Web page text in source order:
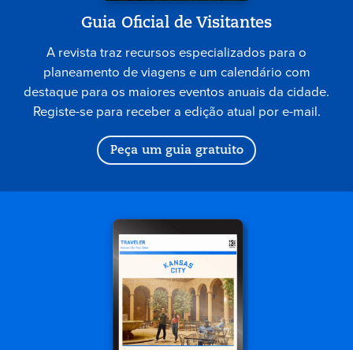
Guia Oficial de Visitantes
A revista traz recursos especializados para o
planeamento de viagens e um calendário com
destaque para os maiores eventos anuais da cidade.
Registe-se para receber a edição atual por e-mail.
Peça um guia gratuito